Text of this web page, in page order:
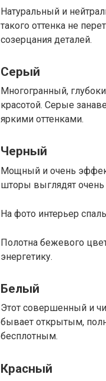
Натуральный и
такого оттенка не
созерцания деталей.
Серый
Многогранный,
красотой. Серые
яркими оттенками.
Черный
Мощный и очень
шторы выглядят очень
На фото интерьер
Полотна бежевого
энергетику.
Белый
Этот совершенный и
бывает открытым,
бесплотным.
Красный